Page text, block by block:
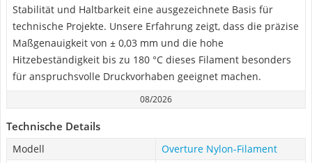
Stabilität und Haltbarkeit eine ausgezeichnete Basis für
technische Projekte. Unsere Erfahrung zeigt, dass die präzise
Maßgenauigkeit von ± 0,03 mm und die hohe
Hitzebeständigkeit bis zu 180 °C dieses Filament besonders
für anspruchsvolle Druckvorhaben geeignet machen.
08/2026
Technische Details
Modell
Overture Nylon-Filament